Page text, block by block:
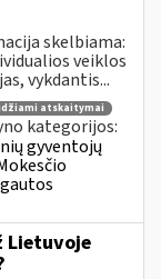
skelbiama:
veiklos
vykdantis...
atskaitymai
kategorijos:
gyventojų
Lietuvoje